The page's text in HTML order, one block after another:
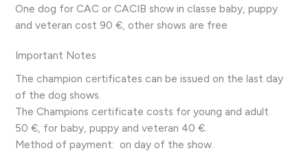
One dog for CAC or CACIB show in classe baby, puppy
and veteran cost 90 €, other shows are free
Important Notes
The champion certificates can be issued on the last day
of the dog shows.
The Champions certificate costs for young and adult
50 €, for baby, puppy and veteran 40 €.
Method of payment: on day of the show.